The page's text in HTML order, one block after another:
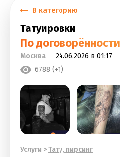
В категорию
Татуировки
По договорённости
Москва
24.06.2026 в 01:17
6788 (+1)
Услуги >Тату, пирсинг